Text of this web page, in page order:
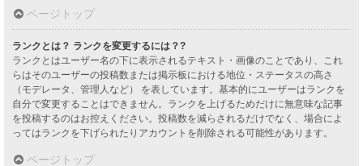
ページトップ
ランクとは？ ランクを変更するには？?
ランクとはユーザー名の下に表示されるテキスト・画像のことであり、これ
らはそのユーザーの投稿数または掲示板における地位・ステータスの高さ
（モデレータ、管理人など） を表しています。基本的にユーザーはランクを
自分で変更することはできません。ランクを上げるためだけに無意味な記事
を投稿するのはお控えください。投稿数を減らされるだけでなく、場合によ
ってはランクを下げられたりアカウントを削除される可能性があります。
ページトップ